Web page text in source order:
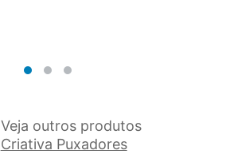
Veja outros produtos
Criativa Puxadores